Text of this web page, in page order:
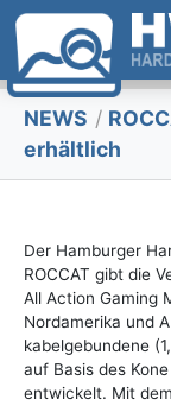
NEWS /
erhältlich
Der Hamburger
ROCCAT gibt die
All Action Gaming
Nordamerika und
kabelgebundene
auf Basis des
entwickelt. Mit